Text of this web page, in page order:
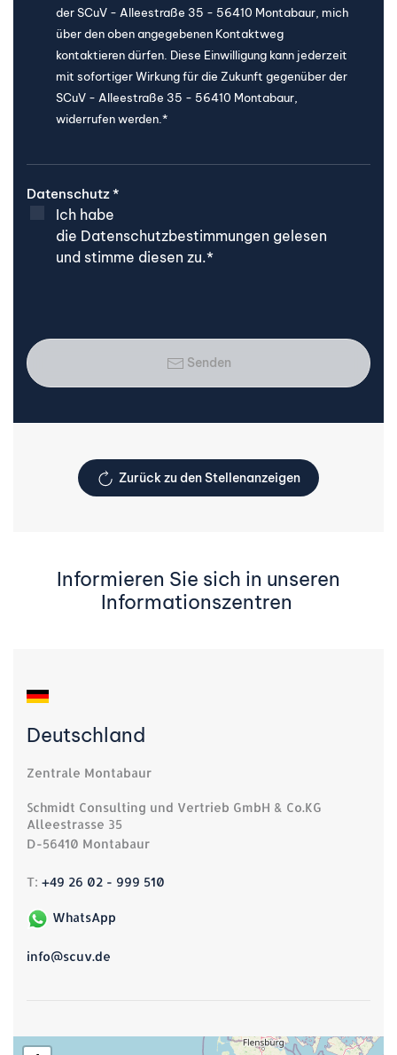
der SCuV - Alleestraße 35 - 56410 Montabaur, mich
über den oben angegebenen Kontaktweg
kontaktieren dürfen. Diese Einwilligung kann jederzeit
mit sofortiger Wirkung für die Zukunft gegenüber der
SCuV - Alleestraße 35 - 56410 Montabaur,
widerrufen werden.*
Datenschutz*
Ich habe
die Datenschutzbestimmungen gelesen
und stimme diesen zu.*
Senden
Zurück zu den Stellenanzeigen
Informieren Sie sich in unseren
Informationszentren
Deutschland
Zentrale Montabaur
Schmidt Consulting und Vertrieb GmbH & Co.KG
Alleestrasse 35
D-56410 Montabaur
T: +49 26 02 - 999 510
WhatsApp
info@scuv.de